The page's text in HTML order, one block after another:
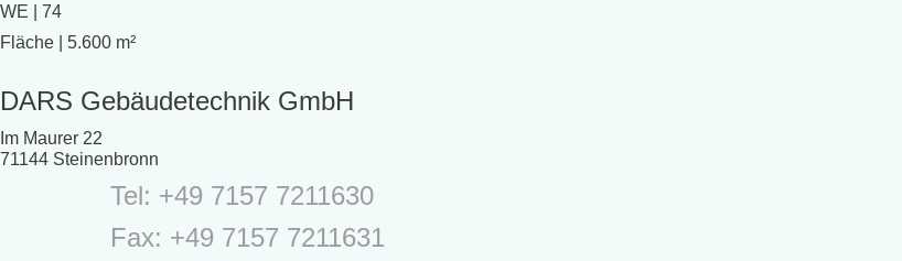
WE | 74
Fläche | 5.600 m²
DARS Gebäudetechnik GmbH
Im Maurer 22
71144 Steinenbronn
Tel: +49 7157 7211630
Fax: +49 7157 7211631